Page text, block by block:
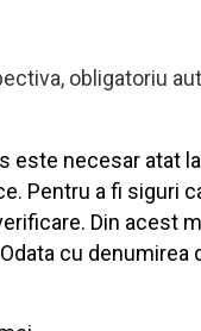
obligatoriu
necesar atat
Pentru a fi siguri
Din acest
cu denumirea